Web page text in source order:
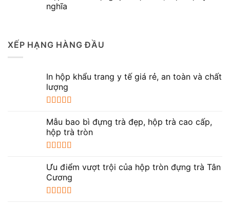
nghĩa
XẾP HẠNG HÀNG ĐẦU
In hộp khẩu trang y tế giá rẻ, an toàn và chất
lượng
hạng 5.005
sao
Mẫu bao bì đựng trà đẹp, hộp trà cao cấp,
hộp trà tròn
hạng5.005
sao
Ưu điểm vượt trội của hộp tròn đựng trà Tân
Cương